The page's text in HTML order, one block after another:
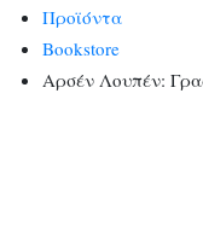
Προϊόντα
Bookstore
Αρσέν Λουπέν: